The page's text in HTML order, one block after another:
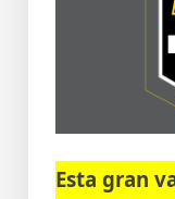
Esta gran